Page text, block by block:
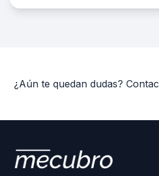
¿Aún te quedan dudas?